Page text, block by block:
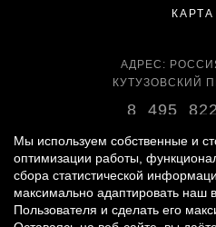
АДРЕС:
КУТУЗОВСКИЙ
8 495
ВРЕМЯ
ЕЖЕДНЕВНО С
Мы используем собственные и
оптимизации работы,
сбора статистической
максимально адаптировать наш
Пользователя и сделать его